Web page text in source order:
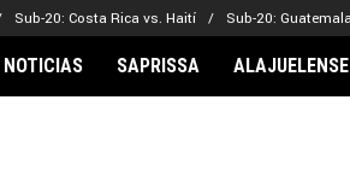
Sub-20: Costa Rica vs. Haití Sub-20:
SAPRISSA ALAJUELENSE